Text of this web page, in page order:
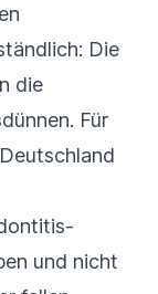
Die
die
Für
und nicht